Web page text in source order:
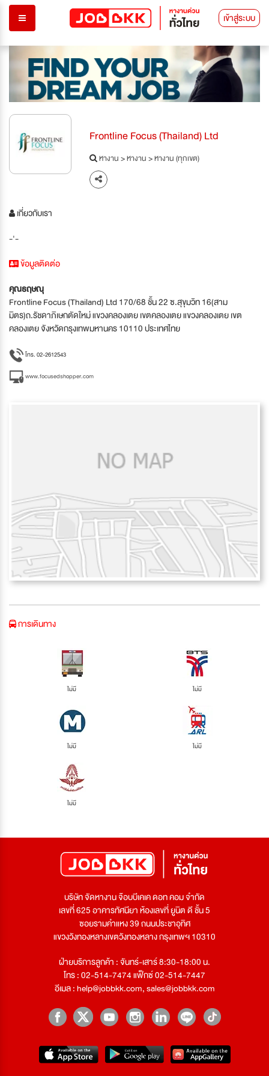
เข้าสู่ระบบ
Frontline Focus (Thailand) Ltd
หางาน>หางาน>หางาน (ทุกเขต)
เกี่ยวกับเรา
-'-
ข้อมูลติดต่อ
คุณธฤษณุ
Frontline Focus (Thailand) Ltd 170/68 ชั้น 22 ซ.สุขุมวิท 16(สาม
มิตร)ถ.รัชดาภิเษกตัดใหม่ แขวงคลองเตย เขตคลองเตย แขวงคลองเตย เขต
คลองเตย จังหวัดกรุงเทพมหานคร 10110 ประเทศไทย
โทร. 02-2612543
www.focusedshopper.com
การเดินทาง
ไม่มี ไม่มี
ไม่มี ไม่มี
ไม่มี
บริษัท จัดหางาน จ๊อบบีเคเค ดอท คอม จำกัด
เลขที่ 625 อาคารทัศนียา ห้องเลขที่ ยูนิต ดี ชั้น 5
ซอยรามคำแหง 39 ถนนประชาอุทิศ
แขวงวังทองหลางเขตวังทองหลาง กรุงเทพฯ 10310
ฝ่ายบริการลูกค้า : จันทร์-เสาร์ 8:30-18:00 น.
โทร : 02-514-7474 แฟ็กซ์ 02-514-7447
อีเมล :help@jobbkk.com,sales@jobbkk.com